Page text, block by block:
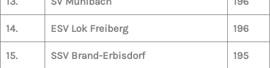
14. ESV Lok Freiberg 196
15. SSV Brand-Erbisdorf 195